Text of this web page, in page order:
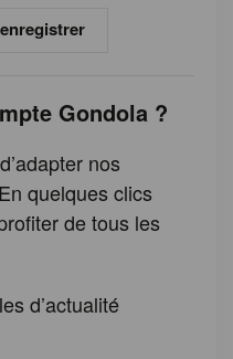
Gondola ?
nos
quelques clics
de tous les
d’actualité